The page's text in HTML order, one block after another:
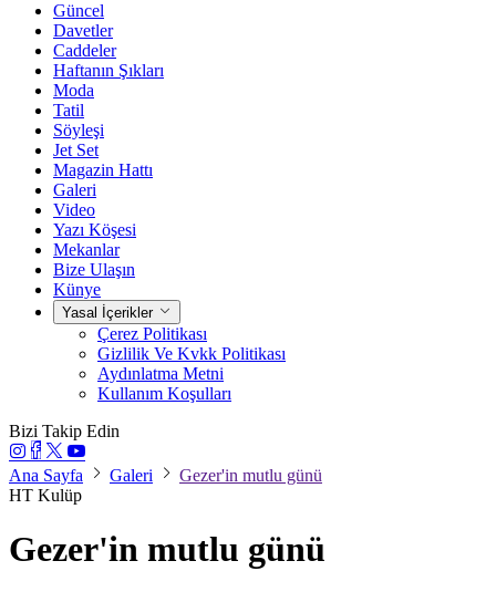
Güncel
Davetler
Caddeler
Haftanın Şıkları
Moda
Tatil
Söyleşi
Jet Set
Magazin Hattı
Galeri
Video
Yazı Köşesi
Mekanlar
Bize Ulaşın
Künye
Yasal İçerikler
Çerez Politikası
Gizlilik Ve Kvkk Politikası
Aydınlatma Metni
Kullanım Koşulları
Bizi Takip Edin
Ana Sayfa Galeri
Gezer'in mutlu günü
HT Kulüp
Gezer'in mutlu günü